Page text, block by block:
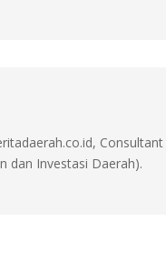
dan Investasi Daerah).